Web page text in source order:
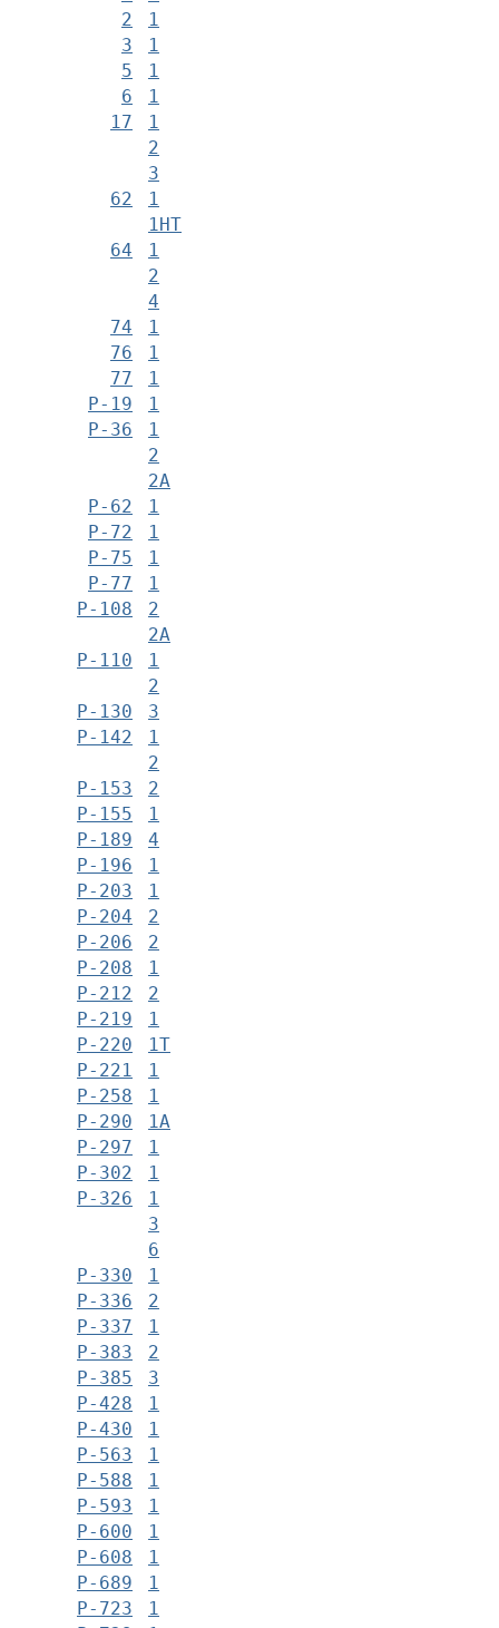
2
1
3
1
5
1
6
1
17
1
2
3
62
1
1НТ
64
1
2
4
74
1
76
1
77
1
Р-19
1
Р-36
1
2
2А
Р-62
1
Р-72
1
Р-75
1
Р-77
1
Р-108
2
2А
Р-110
1
2
Р-130
3
Р-142
1
2
Р-153
2
Р-155
1
Р-189
4
Р-196
1
Р-203
1
Р-204
2
Р-206
2
Р-208
1
Р-212
2
Р-219
1
Р-220
1Т
Р-221
1
Р-258
1
Р-290
1А
Р-297
1
Р-302
1
Р-326
1
3
6
Р-330
1
Р-336
2
Р-337
1
Р-383
2
Р-385
3
Р-428
1
Р-430
1
Р-563
1
Р-588
1
Р-593
1
Р-600
1
Р-608
1
Р-689
1
Р-723
1